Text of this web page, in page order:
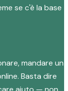
se c'è la base
mandare un
Basta dire